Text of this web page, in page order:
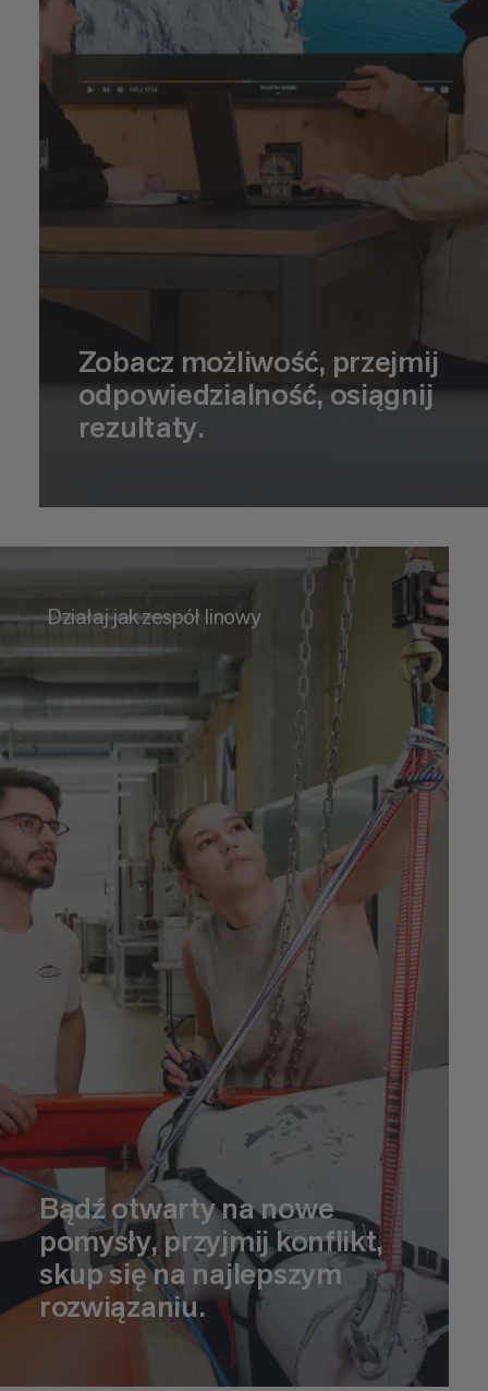
Zobacz możliwość, przejmij
odpowiedzialność, osiągnij
rezultaty.
Działaj jak zespół linowy
Bądź otwarty na nowe
pomysły, przyjmij konflikt,
skup się na najlepszym
rozwiązaniu.